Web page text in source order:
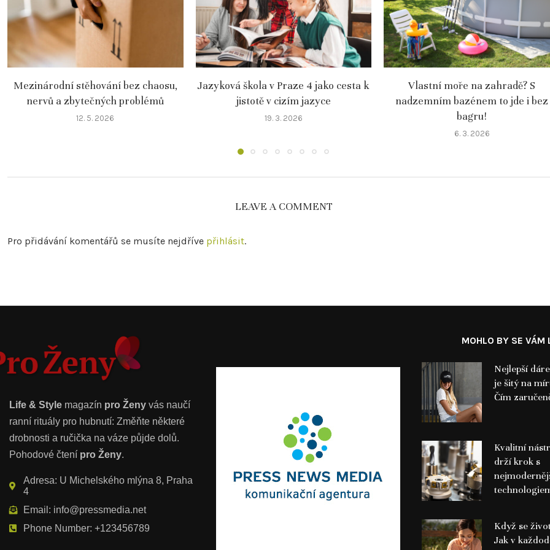
Mezinárodní stěhování bez chaosu,
nervů a zbytečných problémů
12. 5. 2026
Jazyková škola v Praze 4 jako cesta k
jistotě v cizím jazyce
19. 3. 2026
Vlastní moře na zahradě? S
nadzemním bazénem to jde i bez
bagru!
6. 3. 2026
LEAVE A COMMENT
Pro přidávání komentářů se musíte nejdříve přihlásit.
Life & Style magazín pro Ženy vás naučí
ranní rituály pro hubnutí: Změňte některé
drobnosti a ručička na váze půjde dolů.
Pohodové čtení pro Ženy.
Adresa: U Michelského mlýna 8, Praha
4
Email: info@pressmedia.net
Phone Number: +123456789
MOHLO BY SE VÁM
Nejlepší
je šitý na
Čím
Kvalitní
drží krok s
Když se
Jak v